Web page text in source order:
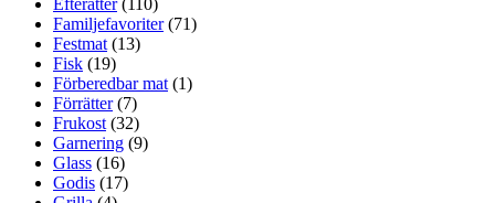
Efterätter(110)
Familjefavoriter(71)
Festmat(13)
Fisk (19)
Förberedbar mat(1)
Förrätter(7)
Frukost(32)
Garnering (9)
Glass (16)
Godis (17)